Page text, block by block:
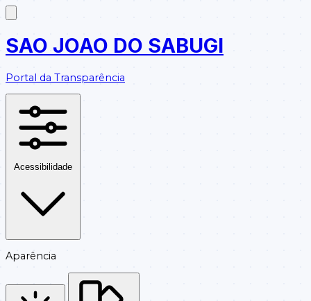
SAO JOAO DO SABUGI
Portal da Transparência
Acessibilidade
Aparência